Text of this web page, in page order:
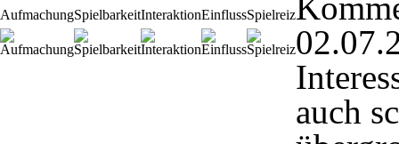
AufmachungSpielbarkeitInteraktionEinflussSpielreiz
auch